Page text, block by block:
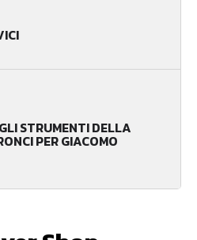
STRUMENTI DELLA
PER GIACOMO